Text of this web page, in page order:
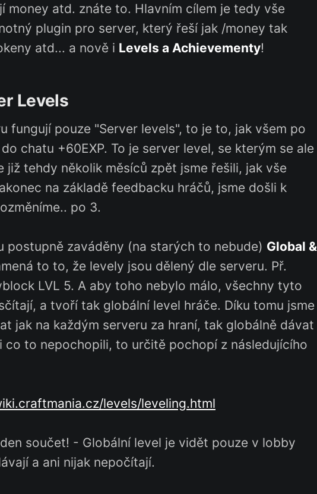
money atd. znáte to. Hlavním cílem je tedy vše
plugin pro server, který řeší jak /money tak
atd... a nově i Levels a Achievementy!
Levels
fungují pouze "Server levels", to je to, jak všem po
chatu +60EXP. To je server level, se kterým se ale
již tehdy několik měsíců zpět jsme řešili, jak vše
na základě feedbacku hráčů, jsme došli k
po 3.
postupně zaváděny (na starých to nebude) Global &
to to, že levely jsou dělený dle serveru. Př.
LVL 5. A aby toho nebylo málo, všechny tyto
a tvoří tak globální level hráče. Díku tomu jsme
jak na každým serveru za hraní, tak globálně dávat
co to nepochopili, to určitě pochopí z následujícího
levels/leveling.html
součet! - Globální level je vidět pouze v lobby
a ani nijak nepočítají.